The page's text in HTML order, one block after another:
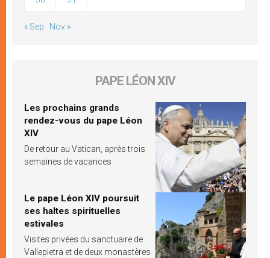
« Sep Nov »
PAPE LÉON XIV
Les prochains grands
rendez-vous du pape Léon
XIV
De retour au Vatican, après trois
semaines de vacances
Le pape Léon XIV poursuit
ses haltes spirituelles
estivales
Visites privées du sanctuaire de
Vallepietra et de deux monastères